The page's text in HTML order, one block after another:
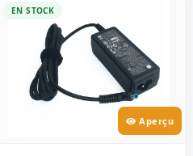
EN STOCK
Aperçu